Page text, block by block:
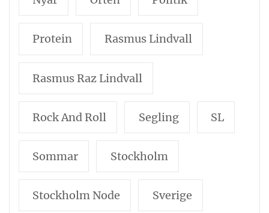
Protein Rasmus Lindvall
Rasmus Raz Lindvall
Rock And Roll Segling SL
Sommar Stockholm
Stockholm Node Sverige